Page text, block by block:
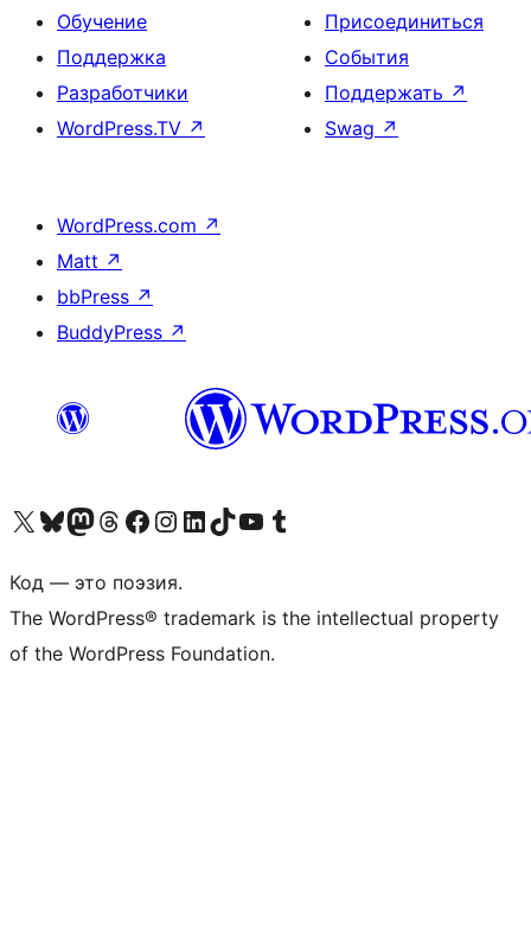
Обучение
Поддержка
Разработчики
WordPress.TV ↗
Присоединиться
События
Поддержать ↗
Swag ↗
WordPress.com ↗
Matt ↗
bbPress ↗
BuddyPress ↗
Посетите нас в X (ранее Twitter)
Посетите нашу учётную запись в Bluesky
Посетите нашу ленту в Mastodon
Посетите нашу учётную запись в Threads
Посетите нашу страницу на Facebook
Посетите наш Instagram
Посетите нашу страницу в LinkedIn
Посетите нашу учётную запись в TikTok
Посетите наш канал YouTube
Посетите нашу учётную запись в Tumblr
Код — это поэзия.
The WordPress® trademark is the intellectual property
of the WordPress Foundation.